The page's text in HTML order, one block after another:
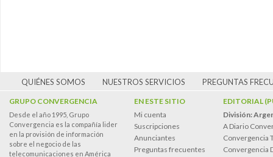
QUIÉNES SOMOS NUESTROS SERVICIOS PREGUNTAS
GRUPO CONVERGENCIA
Desde el año 1995, Grupo
Convergencia es la compañía lider
en la provisión de información
sobre el negocio de las
telecomunicaciones en América
EN ESTE SITIO
Mi cuenta
Suscripciones
Anunciantes
Preguntas frecuentes
EDITORIAL
División:
A Diario
Convergencia
Convergencia